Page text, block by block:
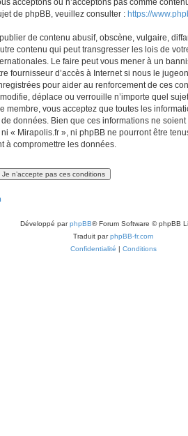
acceptons ou n’acceptons pas comme
de phpBB, veuillez consulter : https://
de contenu abusif, obscène, vulgaire,
contenu qui peut transgresser les lois de
Le faire peut vous mener à un
fournisseur d’accès à Internet si nous le
pour aider au renforcement de ces
déplace ou verrouille n’importe quel
membre, vous acceptez que toutes les
données. Bien que ces informations ne
« Mirapolis.fr », ni phpBB ne pourront être
à compromettre les données.
Développé parphpBB® Forum Software © phpBB
Traduit parphpBB-fr.com
Confidentialité | Conditions